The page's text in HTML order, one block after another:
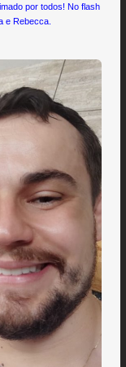
por todos! No flash
e Rebecca.